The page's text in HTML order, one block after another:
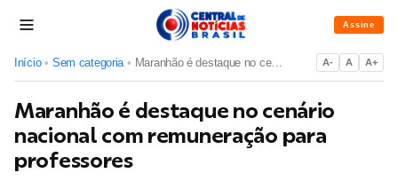
Assine
Início • Sem categoria • Maranhão é destaque no cenário nacional com remuneração para... A- A A+
Maranhão é destaque no cenário
nacional com remuneração para
professores